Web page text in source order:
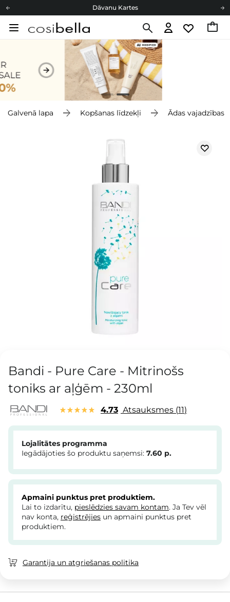
Dāvanu Kartes
Cosibella lojalitātes programma
Dāvanu Kartes
Galvenā lapa Kopšanas līdzekļi Ādas vajadzības
Bandi - Pure Care - Mitrinošs
toniks ar aļģēm - 230ml
4.73 Atsauksmes 11
Lojalitātes programma
Iegādājoties šo produktu saņemsi: 7.60 p.
Apmaini punktus pret produktiem.
Lai to izdarītu, pieslēdzies savam kontam. Ja Tev vēl
nav konta, reģistrējies un apmaini punktus pret
produktiem.
Garantija un atgriešanas politika